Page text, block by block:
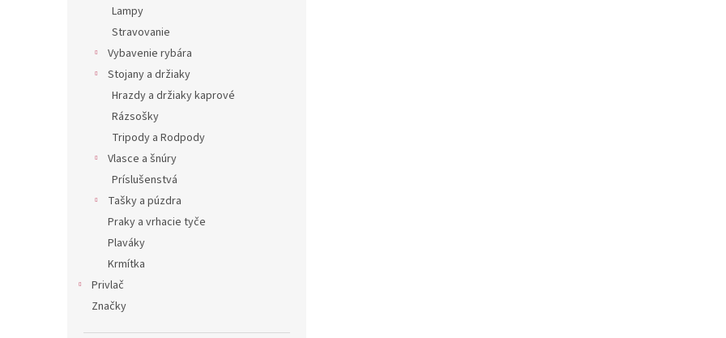
Lampy
Stravovanie
Vybavenie rybára
Stojany a držiaky
Hrazdy a držiaky kaprové
Rázsošky
Tripody a Rodpody
Vlasce a šnúry
Príslušenstvá
Tašky a púzdra
Praky a vrhacie tyče
Plaváky
Krmítka
Privlač
Značky